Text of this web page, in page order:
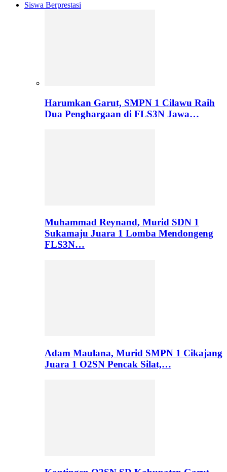
Siswa Berprestasi
Harumkan Garut, SMPN 1 Cilawu Raih
Dua Penghargaan di FLS3N Jawa…
Muhammad Reynand, Murid SDN 1
Sukamaju Juara 1 Lomba Mendongeng
FLS3N…
Adam Maulana, Murid SMPN 1 Cikajang
Juara 1 O2SN Pencak Silat,…